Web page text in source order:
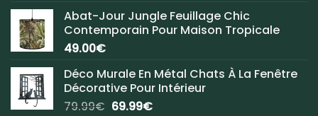
initial
était :
actuel
est :
Abat-Jour Jungle Feuillage Chic
Contemporain Pour Maison Tropicale
49.00€
Déco Murale En Métal Chats À La Fenêtre
Décorative Pour Intérieur
79.99€ Le
69.99€Le